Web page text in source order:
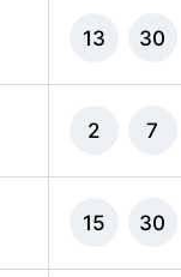
13 30
2 7
15 30